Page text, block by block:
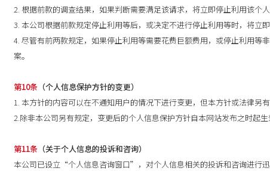
2. 根据前款的调查结果，如果判断需要满足该请求，将立即停止利用该个人
3. 本公司根据前款规定停止利用等后，或决定不进行停止利用等时，将立即
4. 尽管有前两款规定，如果停止利用等需要花费巨额费用，或停止利用
案。
第10条 （个人信息保护方针的变更）
1. 本方针的内容可以在不通知用户的情况下进行变更，但本方针或法律另有
2.除非本公司另有规定，变更后的个人信息保护方针自本网站发布之时起生
第11条 （关于个人信息的投诉和咨询）
本公司已设立“个人信息咨询窗口”，对个人信息相关的投诉和咨询进行